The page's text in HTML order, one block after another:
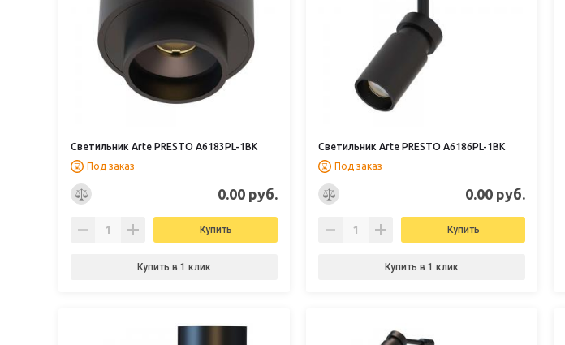
Светильник Arte PRESTO A6183PL-1BK
Под заказ
0.00 руб.
Купить
Купить в 1 клик
Светильник Arte PRESTO A6186PL-1BK
Под заказ
0.00 руб.
Купить
Купить в 1 клик